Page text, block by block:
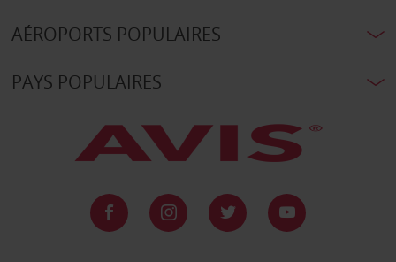
AÉROPORTS POPULAIRES
PAYS POPULAIRES